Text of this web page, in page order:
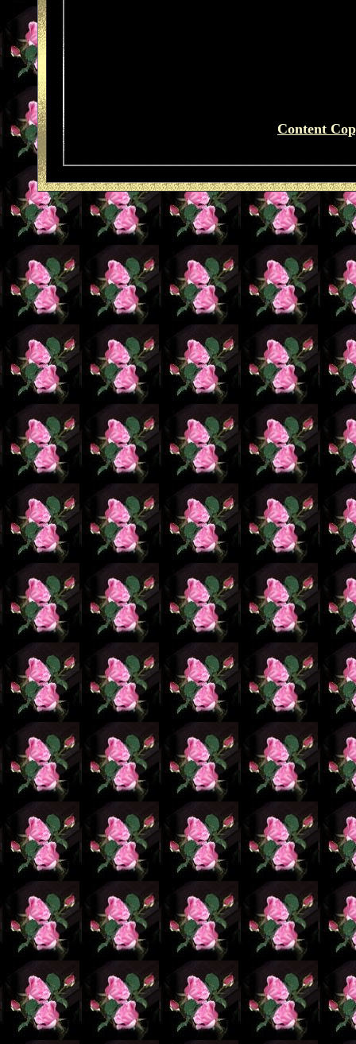
Content